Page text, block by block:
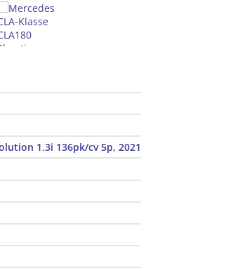
1.3i 136pk/cv 5p, 2021